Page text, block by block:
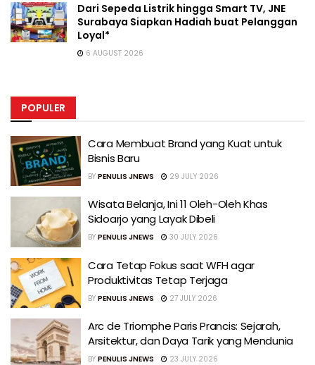
Dari Sepeda Listrik hingga Smart TV, JNE
Surabaya Siapkan Hadiah buat Pelanggan
Loyal*
6 AUGUST 2026
POPULER
Cara Membuat Brand yang Kuat untuk
Bisnis Baru
BY PENULIS JNEWS 29 JULY 2026
Wisata Belanja, Ini 11 Oleh-Oleh Khas
Sidoarjo yang Layak Dibeli
BY PENULIS JNEWS 30 JULY 2026
Cara Tetap Fokus saat WFH agar
Produktivitas Tetap Terjaga
BY PENULIS JNEWS 27 JULY 2026
Arc de Triomphe Paris Prancis: Sejarah,
Arsitektur, dan Daya Tarik yang Mendunia
BY PENULIS JNEWS 23 JULY 2026